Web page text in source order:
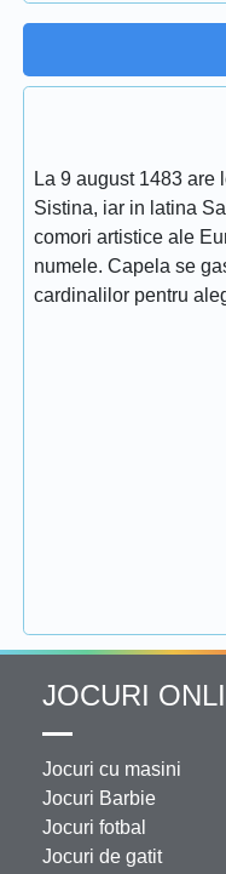
La 9 august 1483
Sistina, iar in latina
comori artistice ale
numele. Capela se
cardinalilor pentru
JOCURI
Jocuri cu masini
Jocuri Barbie
Jocuri fotbal
Jocuri de gatit